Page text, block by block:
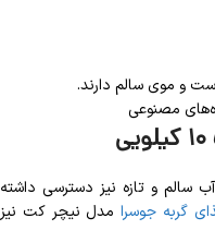
و موی سالم دارند.
مصنوعی
سالم و تازه نیز دسترسی داشته
گربه جوسرامدل نیچر کت نیز